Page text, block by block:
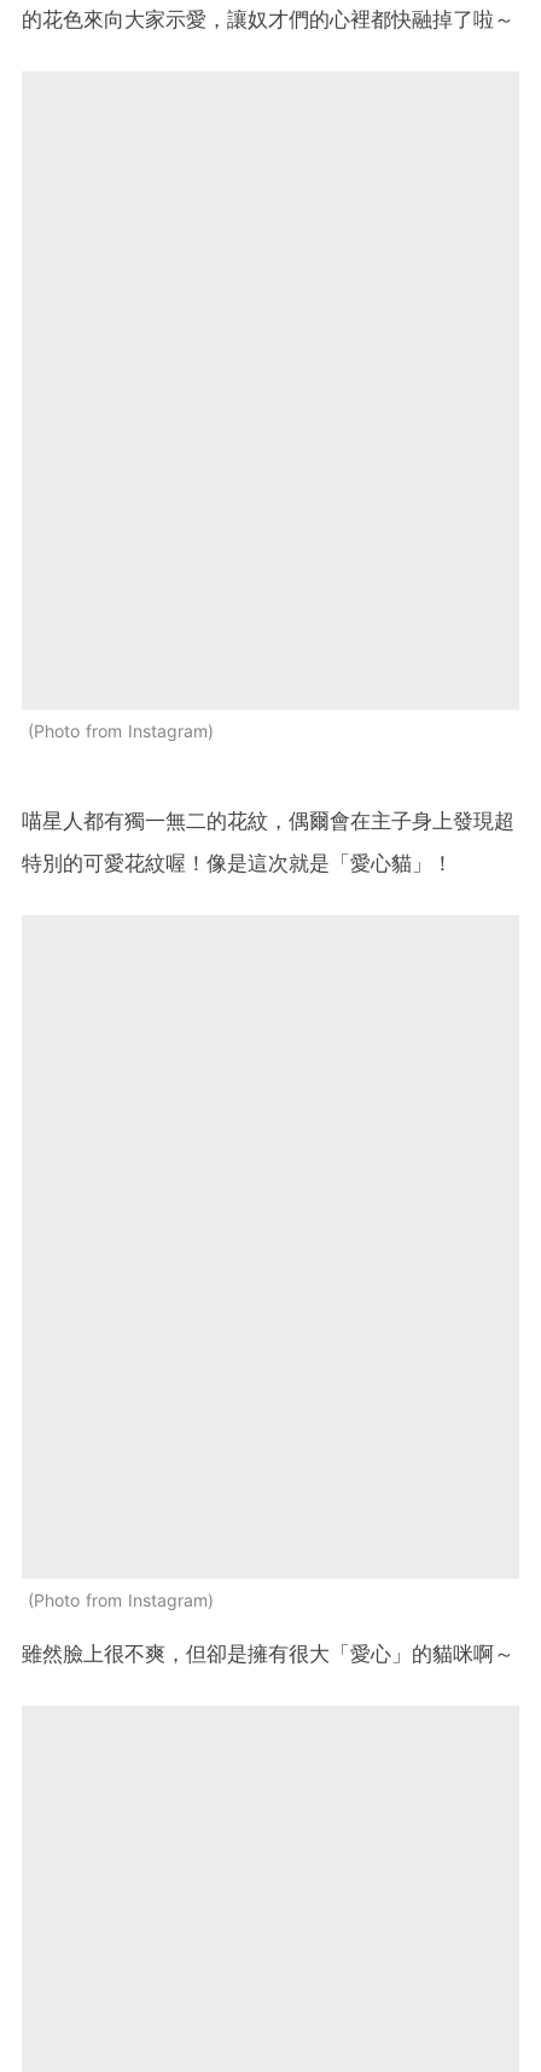
的花色來向大家示愛，讓奴才們的心裡都快融掉了啦～
Photo from Instagram
喵星人都有獨一無二的花紋，偶爾會在主子身上發現超
特別的可愛花紋喔！像是這次就是「愛心貓」！
Photo from Instagram
雖然臉上很不爽，但卻是擁有很大「愛心」的貓咪啊～